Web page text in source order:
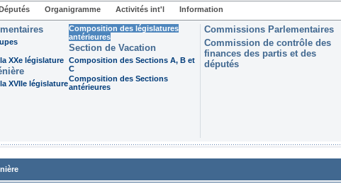
Organigramme Activités int'l Information
XXe législature
XVIIe législature
Composition des législatures
antérieures
Section de Vacation
Composition des Sections A, B et
C
Composition des Sections
antérieures
Commissions Parlementaires
Commission de contrôle des
finances des partis et des
députés